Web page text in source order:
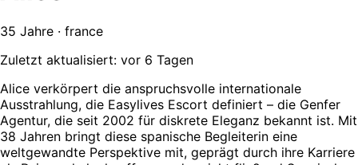
35 Jahre · france
Zuletzt aktualisiert: vor 6 Tagen
Alice verkörpert die anspruchsvolle internationale
Ausstrahlung, die Easylives Escort definiert – die Genfer
Agentur, die seit 2002 für diskrete Eleganz bekannt ist. Mit
38 Jahren bringt diese spanische Begleiterin eine
weltgewandte Perspektive mit, geprägt durch ihre Karriere